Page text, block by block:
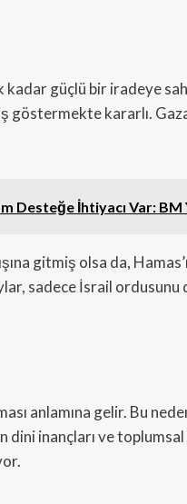
güçlü bir iradeye
göstermekte kararlı.
Desteğe İhtiyacı Var:
gitmiş olsa da,
sadece İsrail ordusunu
anlamına gelir. Bu
dini inançları ve